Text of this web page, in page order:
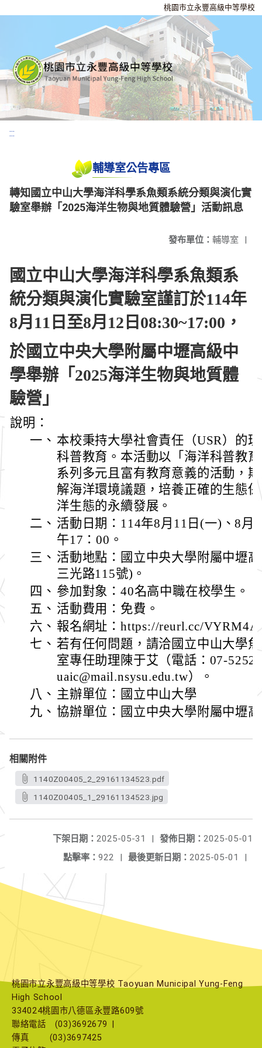
桃園市立永豐高級中等學校
:::
輔導室公告專區
轉知國立中山大學海洋科學系魚類系統分類與演化實
驗室舉辦「2025海洋生物與地質體驗營」活動訊息
發布單位： 輔導室 |
國立中山大學海洋科學系魚類系
統分類與演化實驗室謹訂於114年
8月11日至8月12日08:30~17:00，
於國立中央大學附屬中壢高級中
學舉辦「2025海洋生物與地質體
驗營」
說明：
一、 本校秉持大學社會責任（USR）的
科普教育。本活動以「海洋科普教
系列多元且富有教育意義的活動，
解海洋環境議題，培養正確的生態
洋生態的永續發展。
二、 活動日期：114年8月11日(一)、8月
午17：00。
三、 活動地點：國立中央大學附屬中壢
三光路115號)。
四、 參加對象：40名高中職在校學生。
五、 活動費用：免費。
六、 報名網址：https://reurl.cc/VYRM4A
七、 若有任何問題，請洽國立中山大學
室專任助理陳于艾（電話：07-
uaic@mail.nsysu.edu.tw）。
八、 主辦單位：國立中山大學
九、 協辦單位：國立中央大學附屬中壢
相關附件
1140Z00405_2_29161134523.pdf
1140Z00405_1_29161134523.jpg
發佈日期： 2025-05-01
下架日期： 2025-05-31
|
最後更新日期： 2025-05-01 |
點擊率： 922 |
桃園市立永豐高級中等學校 Taoyuan Municipal Yung-Feng
High School
334024桃園市八德區永豐路609號
聯絡電話
(03)3692679
傳真
(03)3697425